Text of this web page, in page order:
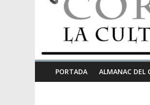
PORTADA ALMANAC DEL